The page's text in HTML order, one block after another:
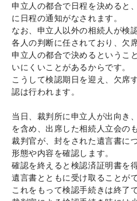
申立人の都合で日程を決めると
に日程の通知がなされます。
なお、申立人以外の相続人が検
各人の判断に任されており、欠
申立人の都合で決めるというこ
いにくいことがあるからです。
こうして検認期日を迎え、欠席
認は行われます。
当日、裁判所に申立人が出向き
を含め、出席した相続人立会の
裁判官が、封をされた遺言書に
形態や内容を確認します。
確認を終えると検認済証明書を
遺言書とともに受け取ることが
これをもって検認手続きは終了で